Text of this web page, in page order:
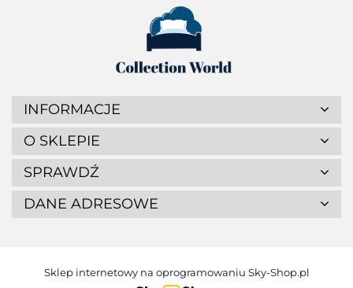
INFORMACJE
O SKLEPIE
SPRAWDŹ
DANE ADRESOWE
Sklep internetowy na oprogramowaniu Sky-Shop.pl